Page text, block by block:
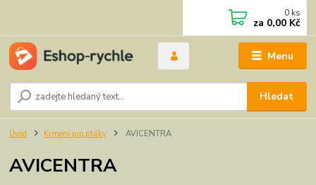
Menu
Hledat
0 ks
za 0,00 Kč
Úvod Krmení pro ptáky AVICENTRA
AVICENTRA